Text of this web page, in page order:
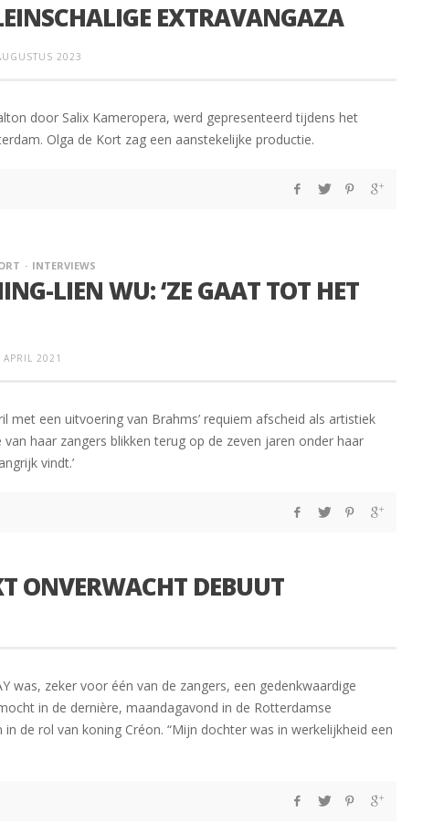
EXTRAVANGAZA
2023
door Salix Kameropera, werd gepresenteerd tijdens het
Olga de Kort zag een aanstekelijke productie.
INTERVIEWS
LIEN WU: ‘ZE GAAT TOT HET
2021
met een uitvoering van Brahms’ requiem afscheid als artistiek
haar zangers blikken terug op de zeven jaren onder haar
vindt.’
ONVERWACHT DEBUUT
was, zeker voor één van de zangers, een gedenkwaardige
in de dernière, maandagavond in de Rotterdamse
de rol van koning Créon. “Mijn dochter was in werkelijkheid een